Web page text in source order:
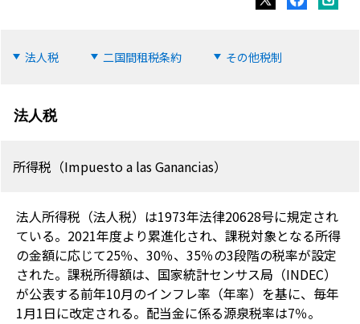
法人税 二国間租税条約 その他税制
法人税
所得税（Impuesto a las Ganancias）
法人所得税（法人税）は1973年法律20628号に規定され
ている。2021年度より累進化され、課税対象となる所得
の金額に応じて25％、30％、35％の3段階の税率が設定
された。課税所得額は、国家統計センサス局（INDEC）
が公表する前年10月のインフレ率（年率）を基に、毎年
1月1日に改定される。配当金に係る源泉税率は7％。